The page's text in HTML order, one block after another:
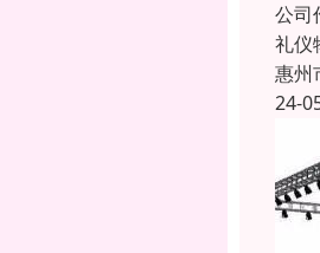
公司
礼仪
惠州
24-